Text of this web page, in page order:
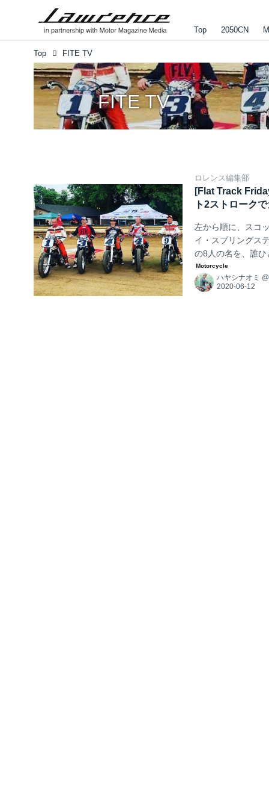
Top 2050CN
Top FITE TV
FITE TV
ロレンス編集部
[Flat Track
ト2ストローク
左から順に、スコ
イ・スプリングス
の8人の名を、誰
★リ・・・いや失
揃い、なんです。
愉快なコンテンツ
ハヤシナオミ